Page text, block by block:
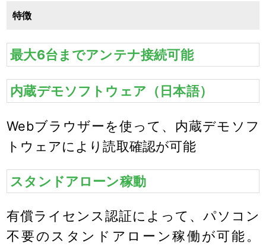
特徴
最大6台までアンテナ接続可能
内蔵デモソフトウェア（日本語）
Webブラウザーを使って、内蔵デモソフ
トウェアにより読取確認が可能
スタンドアローン稼動
有償ライセンス認証によって、パソコン
不要のスタンドアローン稼働が可能。